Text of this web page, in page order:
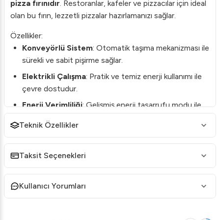
pizza fırınıdır. Restoranlar, kafeler ve pizzacılar için ideal
olan bu fırın, lezzetli pizzalar hazırlamanızı sağlar.
Özellikler:
Konveyörlü Sistem: Otomatik taşıma mekanizması ile
sürekli ve sabit pişirme sağlar.
Elektrikli Çalışma: Pratik ve temiz enerji kullanımı ile
çevre dostudur.
Enerji Verimliliği: Gelişmiş enerji tasarrufu modu ile
ömürlü kullanım garantisi verir.
Kapasite: Yoğun mutfaklarda dahi ihtiyaçlarınıza
cevap verecek geniş üretim kapasitesine sahiptir.
Teknik Özellikler
Taksit Seçenekleri
Kullanıcı Yorumları